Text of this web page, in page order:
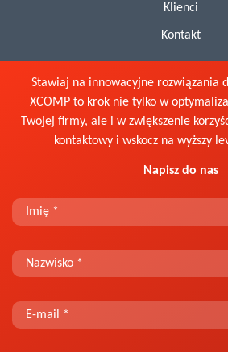
Klienci
Kontakt
Stawiaj na innowacyjne rozwiązania
XCOMP to krok nie tylko w
Twojej firmy, ale i w zwiększenie
kontaktowy i wskocz na wyższy
Napisz do nas